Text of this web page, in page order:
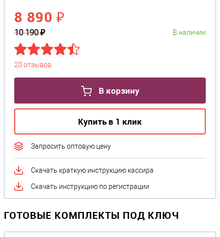
8 890 ₽
10 190 ₽ В наличии
20 отзывов
В корзину
Купить в 1 клик
Запросить оптовую цену
Скачать краткую инструкцию кассира
Скачать инструкцию по регистрации
ГОТОВЫЕ КОМПЛЕКТЫ ПОД КЛЮЧ